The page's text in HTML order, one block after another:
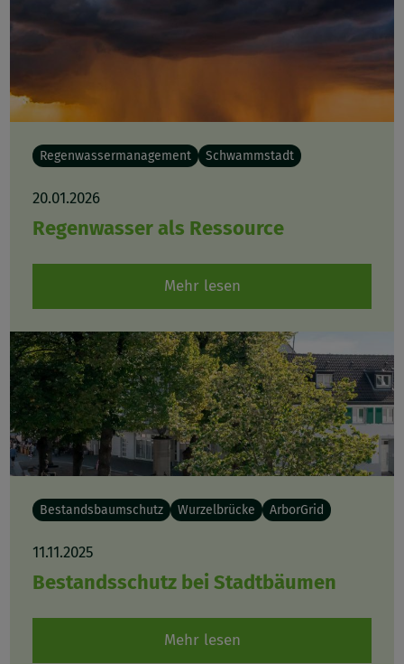
Regenwassermanagement Schwammstadt
20.01.2026
Regenwasser als Ressource
Mehr lesen
Bestandsbaumschutz Wurzelbrücke ArborGrid
11.11.2025
Bestandsschutz bei Stadtbäumen
Mehr lesen